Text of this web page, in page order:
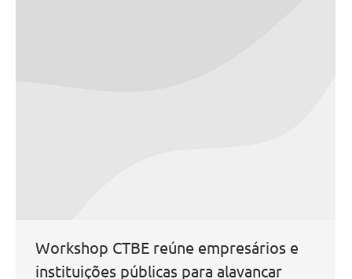
Workshop CTBE reúne empresários e
instituições públicas para alavancar